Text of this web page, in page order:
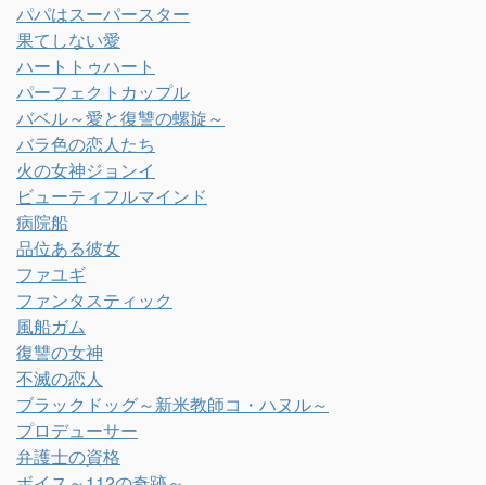
パパはスーパースター
果てしない愛
ハートトゥハート
パーフェクトカップル
バベル～愛と復讐の螺旋～
バラ色の恋人たち
火の女神ジョンイ
ビューティフルマインド
病院船
品位ある彼女
ファユギ
ファンタスティック
風船ガム
復讐の女神
不滅の恋人
ブラックドッグ～新米教師コ・ハヌル～
プロデューサー
弁護士の資格